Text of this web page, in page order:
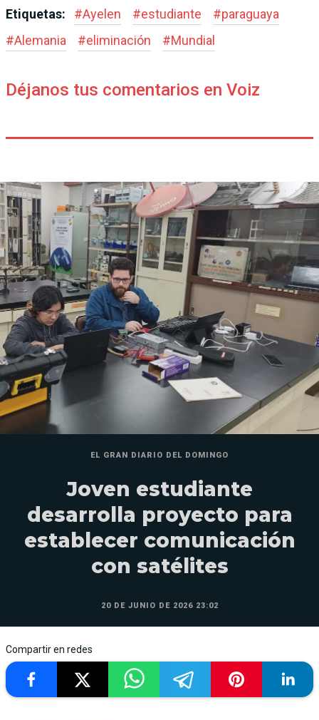
Etiquetas: #Ayelen #estudiante #paraguaya
#Alemania #eliminación #Mundial
Déjanos tus comentarios en Voiz
EL GRAN DIARIO DEL DOMINGO
Joven estudiante
desarrolla proyecto para
establecer comunicación
con satélites
20 DE JUNIO DE 2026 23:02
Compartir en redes